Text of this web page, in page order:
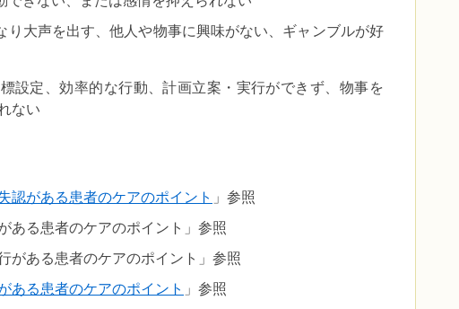
り大声を出す、他人や物事に興味がない、ギャンブルが好
設定、効率的な行動、計画立案・実行ができず、物事を
ない
認がある患者のケアのポイント 」参照
ある患者のケアのポイント」参照
がある患者のケアのポイント」参照
ある患者のケアのポイント 」参照